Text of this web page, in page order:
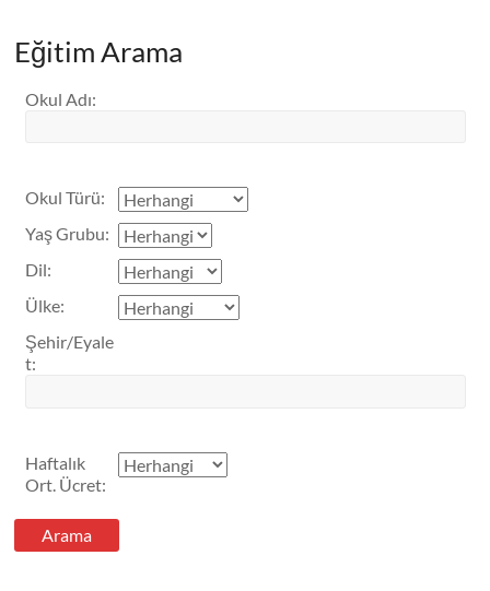
FLS Las Vegas Institute Konaklama
Eğitim Arama
Okul Adı:
Okul Türü:
Yaş Grubu:
Dil:
Ülke:
Şehir/Eyale
t:
Haftalık
Ort. Ücret: